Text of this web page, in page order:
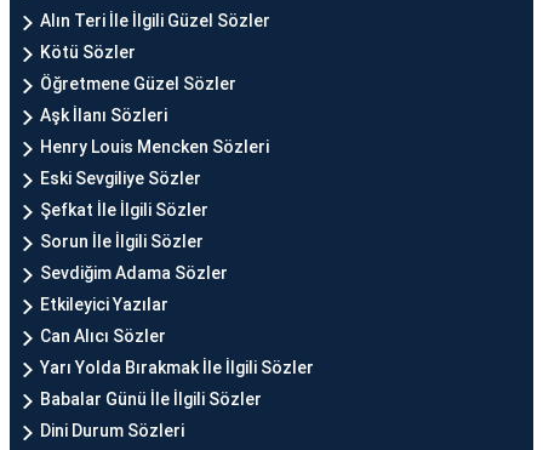
Alın Teri İle İlgili Güzel Sözler
Kötü Sözler
Öğretmene Güzel Sözler
Aşk İlanı Sözleri
Henry Louis Mencken Sözleri
Eski Sevgiliye Sözler
Şefkat İle İlgili Sözler
Sorun İle İlgili Sözler
Sevdiğim Adama Sözler
Etkileyici Yazılar
Can Alıcı Sözler
Yarı Yolda Bırakmak İle İlgili Sözler
Babalar Günü İle İlgili Sözler
Dini Durum Sözleri